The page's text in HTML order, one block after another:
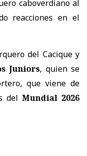
caboverdiano al
reacciones en el
del Cacique y
Juniors, quien se
que viene de
delMundial 2026